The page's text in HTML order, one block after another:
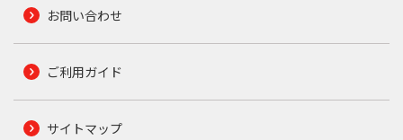
お問い合わせ
ご利用ガイド
サイトマップ